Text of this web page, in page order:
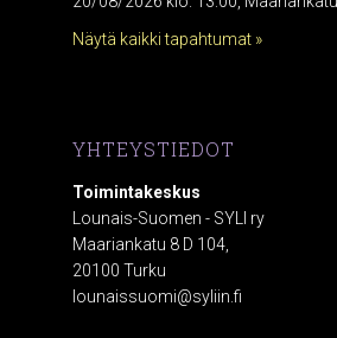
Näytä kaikki tapahtumat »
YHTEYSTIEDOT
Toimintakeskus
Lounais-Suomen - SYLI ry
Maariankatu 8 D 104,
20100 Turku
lounaissuomi@syliin.fi